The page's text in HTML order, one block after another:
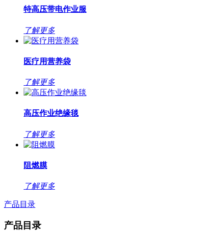
特高压带电作业服
了解更多
医疗用营养袋
了解更多
高压作业绝缘毯
了解更多
阻燃膜
了解更多
产品目录
产品目录